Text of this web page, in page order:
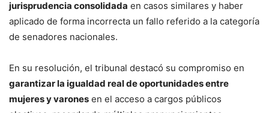
jurisprudencia consolidada en casos similares y haber
aplicado de forma incorrecta un fallo referido a la categoría
de senadores nacionales.
En su resolución, el tribunal destacó su compromiso en
garantizar la igualdad real de oportunidades entre
mujeres y varones en el acceso a cargos públicos